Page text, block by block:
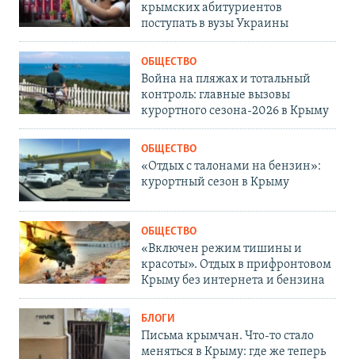
крымских абитуриентов
поступать в вузы Украины
ОБЩЕСТВО
Война на пляжах и тотальный
контроль: главные вызовы
курортного сезона-2026 в Крыму
ОБЩЕСТВО
«Отдых с талонами на бензин»:
курортный сезон в Крыму
ОБЩЕСТВО
«Включен режим тишины и
красоты». Отдых в прифронтовом
Крыму без интернета и бензина
БЛОГИ
Письма крымчан. Что-то стало
меняться в Крыму: где же теперь